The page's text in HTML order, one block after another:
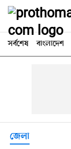
সর্বশেষ বাংলাদেশ
জেলা